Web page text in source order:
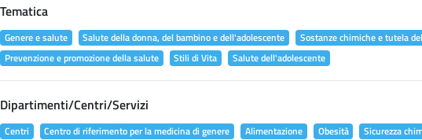
Tematica
Genere e salute Salute della donna, del bambino e dell'adolescente Sostanze chimiche e tutela
Prevenzione e promozione della salute
Stili di Vita Salute dell'adolescente
Dipartimenti/Centri/Servizi
Centri Centro di riferimento per la medicina di genere Alimentazione Obesità Sicurezza